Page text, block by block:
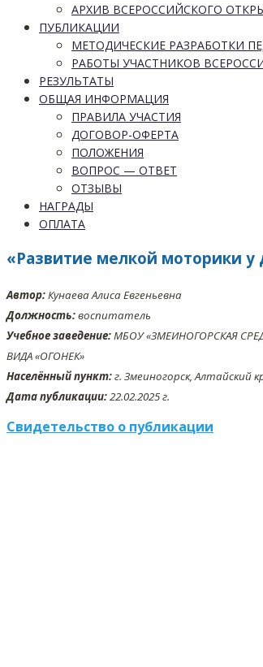
АРХИВ ВСЕРОССИЙСКОГО
ПУБЛИКАЦИИ
МЕТОДИЧЕСКИЕ РАЗРАБОТКИ
РАБОТЫ УЧАСТНИКОВ
РЕЗУЛЬТАТЫ
ОБЩАЯ ИНФОРМАЦИЯ
ПРАВИЛА УЧАСТИЯ
ДОГОВОР-ОФЕРТА
ПОЛОЖЕНИЯ
ВОПРОС — ОТВЕТ
ОТЗЫВЫ
НАГРАДЫ
ОПЛАТА
«Развитие мелкой моторики у
Автор:Кунаева Алиса Евгеньевна
Должность:воспитатель
Учебное заведение:МБОУ «ЗМЕИНОГОРСКАЯ
ВИДА «ОГОНЕК»
Населённый пункт:г. Змеиногорск, Алтайский
Дата публикации:22.02.2025 г.
Свидетельство о публикации